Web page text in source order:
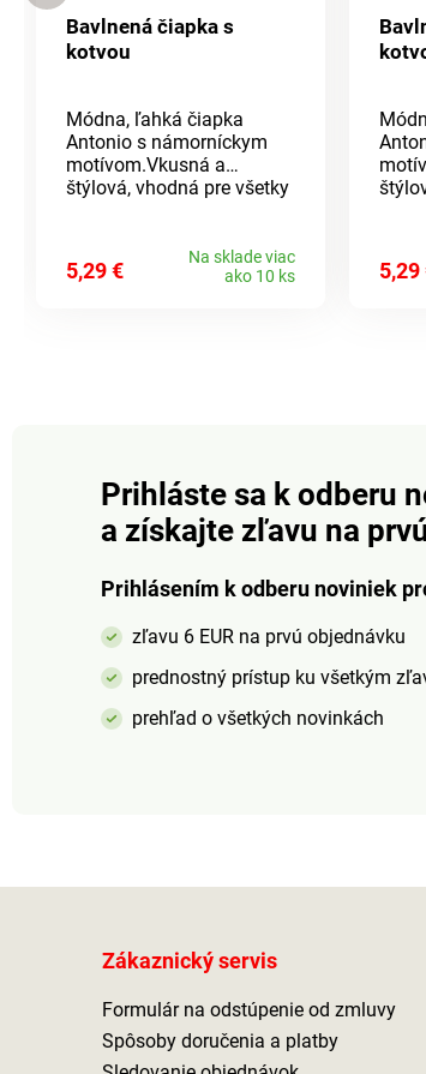
Bavlnená čiapka s
kotvou
Módna, ľahká čiapka
Antonio s námorníckym
motívom.Vkusná a
štýlová, vhodná pre všetky
unisex (dámska i pánska)
5,29 €
Na sklade viac
ako 10 ks
5,29
Prihláste sa k odberu
a získajte zľavu na
Prihlásením k odberu noviniek
zľavu 6 EUR na prvú objednávku
prednostný prístup ku všetkým
prehľad o všetkých novinkách
Zákaznický servis
Formulár na odstúpenie od zmluvy
Spôsoby doručenia a platby